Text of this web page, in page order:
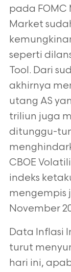
pada FOMC
Market
seperti
Tool. Dari
akhirnya
utang AS
triliun juga
ditunggu-
CBOE
indeks
mengempis
November
Data Inflasi
turut
hari ini,